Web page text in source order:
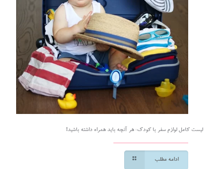
لیست کامل لوازم سفر با کودک: هر آنچه باید همراه داشته باشید!
ادامه مطلب